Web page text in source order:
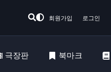
회원가입 로그인
극장판 북마크